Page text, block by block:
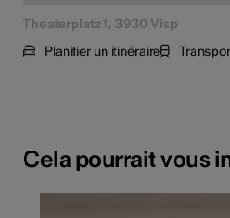
Theaterplatz 1, 3930 Visp
Planifier un itinéraire
Cela pourrait vous